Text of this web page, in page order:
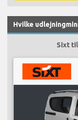
Hvilke
Sixt